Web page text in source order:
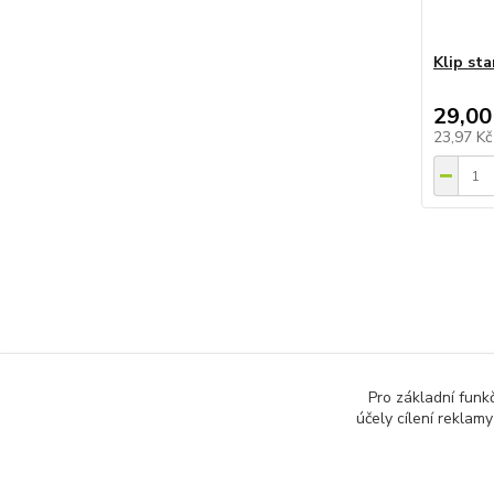
Klip
23,97 Kč
Pro základní
účely cílení